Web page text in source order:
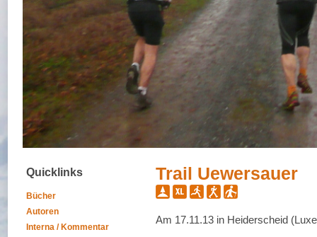
Quicklinks
Bücher
Autoren
Interna / Kommentar
Trail Uewersauer
Am 17.11.13 in Heiderscheid